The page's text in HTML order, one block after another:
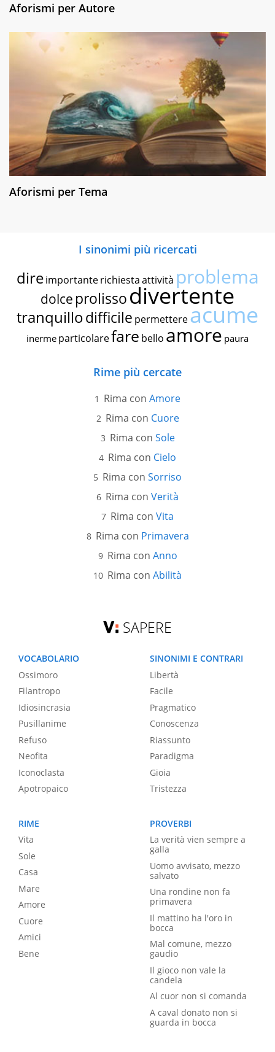
Aforismi per Autore
Aforismi per Tema
I sinonimi più ricercati
dire importante richiestaattività problema
dolce prolissodivertente
tranquillodifficile permettereacume
inerme particolarefare bello amore paura
Rime più cercate
Rima con Amore
Rima con Cuore
Rima con Sole
Rima con Cielo
Rima con Sorriso
Rima con Verità
Rima con Vita
Rima con Primavera
Rima con Anno
Rima con Abilità
SAPERE
VOCABOLARIO
Ossimoro
Filantropo
Idiosincrasia
Pusillanime
Refuso
Neofita
Iconoclasta
Apotropaico
SINONIMI E CONTRARI
Libertà
Facile
Pragmatico
Conoscenza
Riassunto
Paradigma
Gioia
Tristezza
RIME
Vita
Sole
Casa
Mare
Amore
Cuore
Amici
Bene
PROVERBI
La verità vien sempre a
galla
Uomo avvisato, mezzo
salvato
Una rondine non fa
primavera
Il mattino ha l'oro in
bocca
Mal comune, mezzo
gaudio
Il gioco non vale la
candela
Al cuor non si comanda
A caval donato non si
guarda in bocca